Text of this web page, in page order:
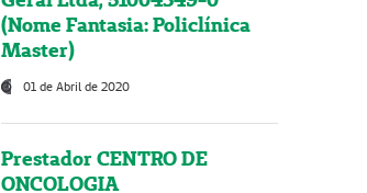
(Nome Fantasia: Policlínica
Master)
01 de Abril de 2020
Prestador CENTRO DE
ONCOLOGIA